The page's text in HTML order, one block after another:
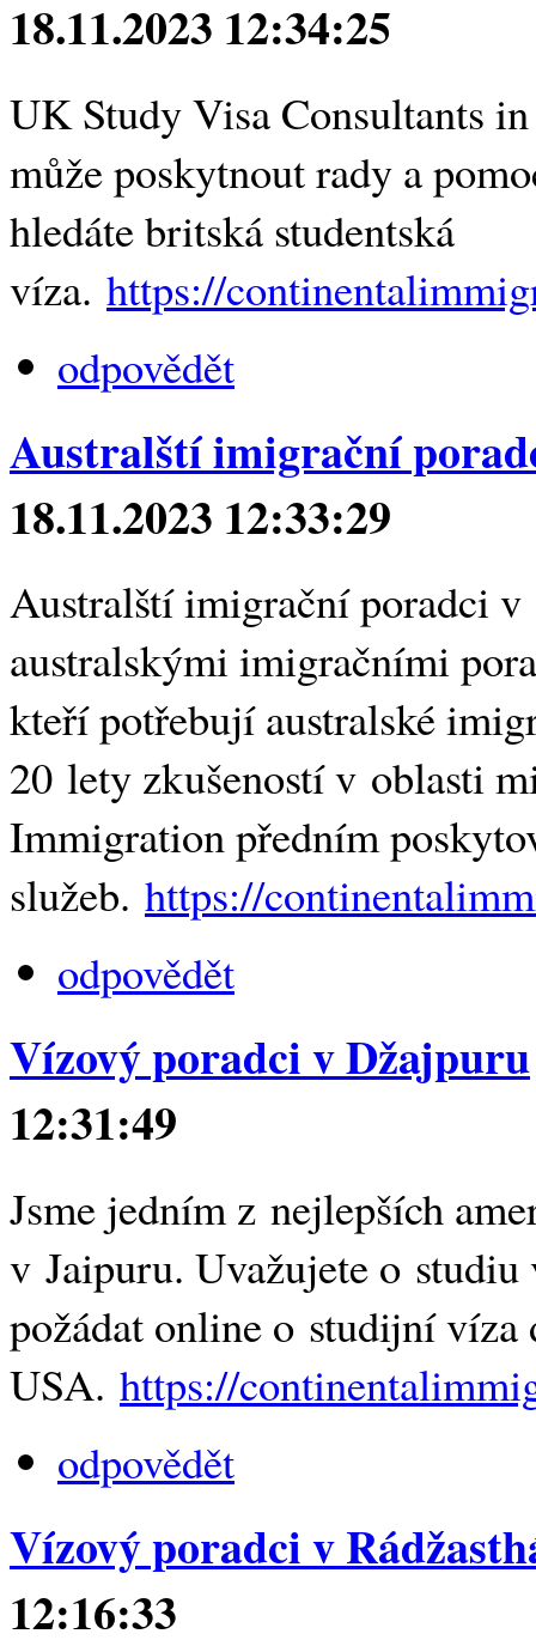
18.11.2023 12:34:25
UK Study Visa Consultants
může poskytnout rady a
hledáte britská studentská
víza. https://
odpovědět
Australští imigrační
18.11.2023 12:33:29
Australští imigrační poradci
australskými imigračními
kteří potřebují australské
20 lety zkušeností v oblasti
Immigration předním
služeb. https://
odpovědět
Vízový poradci v Džajpuru
12:31:49
Jsme jedním z nejlepších
v Jaipuru. Uvažujete o
požádat online o studijní víza
USA. https://
odpovědět
Vízový poradci v
12:16:33